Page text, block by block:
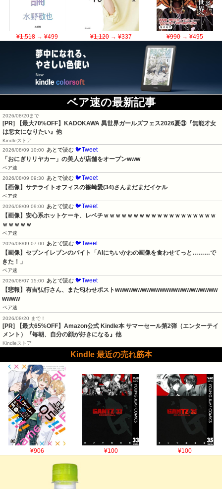
¥1,518→ ¥499 ¥1,120→ ¥337 ¥990→ ¥495
ベア速の最新記事
2026/08/20まで
[PR] 【最大70%OFF】KADOKAWA 異世界ガールズフェス2026夏③『無能才女
は悪女になりたい』他
Kindleストア
2026/08/09 10:00
あとで読む 🐦Tweet
「おにぎりリヤカー」の美人が店舗をオープンwww
ベア速
2026/08/09 09:30
あとで読む 🐦Tweet
【画像】サテライトオフィスの篠崎愛(34)さんまだまだイケル
ベア速
2026/08/09 09:00
あとで読む 🐦Tweet
【画像】安心系ホットケーキ、レベチｗｗｗｗｗｗｗｗｗｗｗｗｗｗｗｗｗｗｗ
ｗｗｗｗｗ
ベア速
2026/08/09 07:00
あとで読む 🐦Tweet
【画像】セブンイレブンのバイト「AIにちいかわの画像を食わせてっと………で
きた！」
ベア速
2026/08/07 15:00
あとで読む 🐦Tweet
【悲報】有吉弘行さん、また匂わせポストwwwwwwwwwwwwwwwwwwwwwww
wwww
ベア速
2026/08/20 まで！
[PR]
【最大65%OFF】Amazon公式 Kindle本 サマーセール第2弾（エンターテイ
メント）『毎朝、自分の顔が好きになる』他
Kindleストア
Kindle 最近の売れ筋本
¥906 ¥100 ¥100